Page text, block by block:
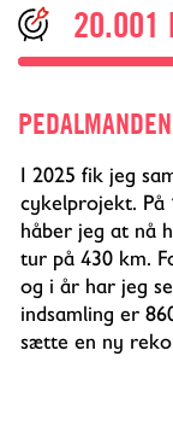
20.001
I 2025 fik jeg
cykelprojekt. På
håber jeg at nå
tur på 430 km.
og i år har jeg
indsamling er
sætte en ny